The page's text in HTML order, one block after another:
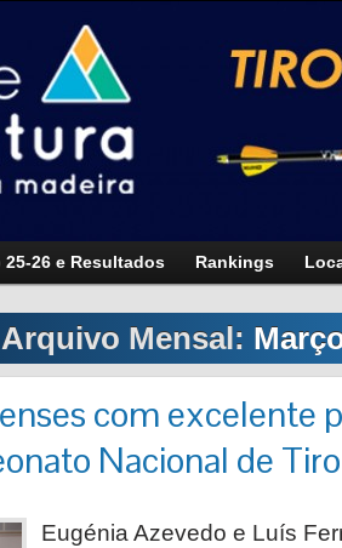
25-26 e Resultados Rankings
Arquivo Mensal:
com excelente
Nacional de
Eugénia Azevedo e Luís